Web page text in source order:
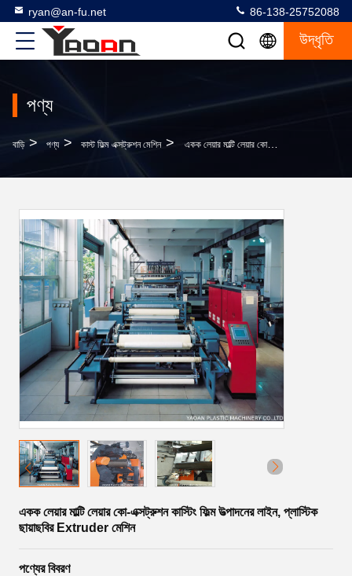
ryan@an-fu.net 86-138-25752088
উদ্ধৃতি
পণ্য
বাড়ি > পণ্য > কাস্ট ফিল্ম এক্সট্রুশন মেশিন > একক লেয়ার মাল্টি লেয়ার কো-এক্সট্রুশন কাস্টিং ফিল্ম উত্পাদনের লাইন, প্লাস্টিক ছায়াছবির Extruder মেশিন
একক লেয়ার মাল্টি লেয়ার কো-এক্সট্রুশন কাস্টিং ফিল্ম উত্পাদনের লাইন, প্লাস্টিক
ছায়াছবির Extruder মেশিন
পণ্যের বিবরণ